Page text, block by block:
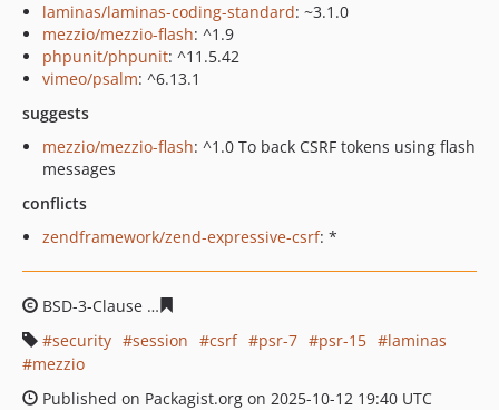
laminas/laminas-coding-standard: ~3.1.0
mezzio/mezzio-flash: ^1.9
phpunit/phpunit: ^11.5.42
vimeo/psalm: ^6.13.1
suggests
mezzio/mezzio-flash: ^1.0 To back CSRF tokens using flash
messages
conflicts
zendframework/zend-expressive-csrf: *
BSD-3-Clause
security
session csrf psr-7 psr-15
laminas
mezzio
Published on Packagist.org on 2025-10-12 19:40 UTC